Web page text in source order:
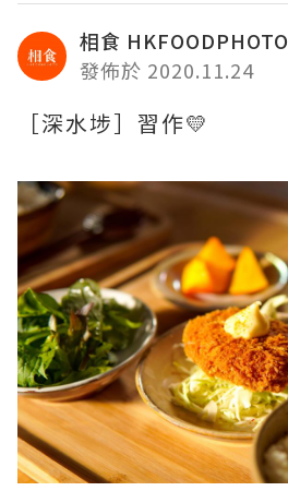
相食 HKFOODPHOTO
發佈於 2020.11.24
［深水埗］習作💛